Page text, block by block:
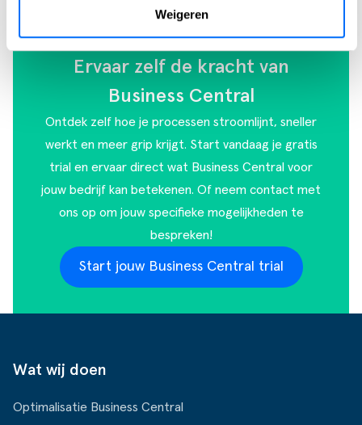
Weigeren
Ervaar zelf de kracht van
Business Central
Ontdek zelf hoe je processen stroomlijnt, sneller
werkt en meer grip krijgt. Start vandaag je gratis
trial en ervaar direct wat Business Central voor
jouw bedrijf kan betekenen. Of neem contact met
ons op om jouw specifieke mogelijkheden te
bespreken!
Start jouw Business Central trial
Wat wij doen
Optimalisatie Business Central